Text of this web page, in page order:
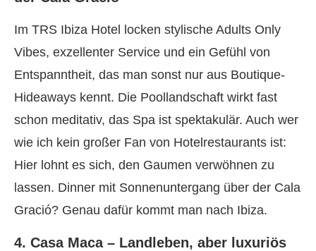
Im TRS Ibiza Hotel locken stylische Adults Only
Vibes, exzellenter Service und ein Gefühl von
Entspanntheit, das man sonst nur aus Boutique-
Hideaways kennt. Die Poollandschaft wirkt fast
schon meditativ, das Spa ist spektakulär. Auch wer
wie ich kein großer Fan von Hotelrestaurants ist:
Hier lohnt es sich, den Gaumen verwöhnen zu
lassen. Dinner mit Sonnenuntergang über der Cala
Gració? Genau dafür kommt man nach Ibiza.
4. Casa Maca – Landleben, aber luxuriös